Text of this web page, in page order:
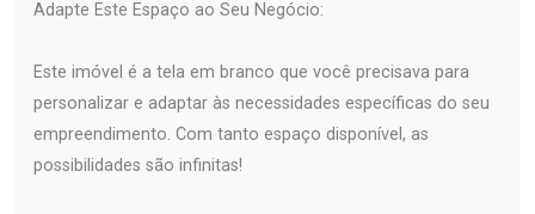
Adapte Este Espaço ao Seu Negócio:
Este imóvel é a tela em branco que você precisava para
personalizar e adaptar às necessidades específicas do seu
empreendimento. Com tanto espaço disponível, as
possibilidades são infinitas!